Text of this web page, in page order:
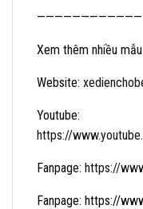
Xem thêm nhiều
Website:
Youtube:
https://
Fanpage: https://
Fanpage: https://